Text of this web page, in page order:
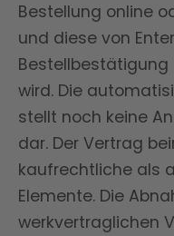
Bestellung online
und diese von
wird. Die
stellt noch keine
dar. Der Vertrag
kaufrechtliche als
Elemente. Die
werkvertraglichen